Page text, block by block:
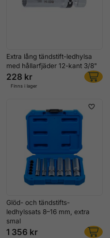
Extra lång tändstift-ledhylsa
med hållarfjäder 12-kant 3/8"
228 kr
Finns i lager
Glöd- och tändstifts-
ledhylssats 8–16 mm, extra
smal
1 356 kr